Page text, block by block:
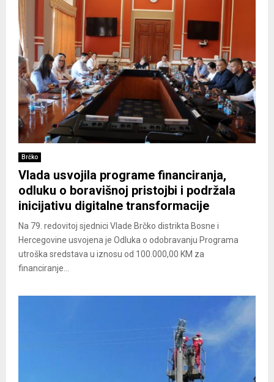
Brčko
Vlada usvojila programe financiranja,
odluku o boravišnoj pristojbi i podržala
inicijativu digitalne transformacije
Na 79. redovitoj sjednici Vlade Brčko distrikta Bosne i
Hercegovine usvojena je Odluka o odobravanju Programa
utroška sredstava u iznosu od 100.000,00 KM za
financiranje...